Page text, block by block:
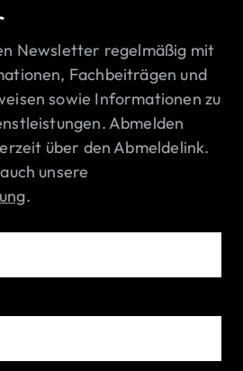
Newsletter regelmäßig mit
Fachbeiträgen und
sowie Informationen zu
Abmelden
über den Abmeldelink.
unsere
.